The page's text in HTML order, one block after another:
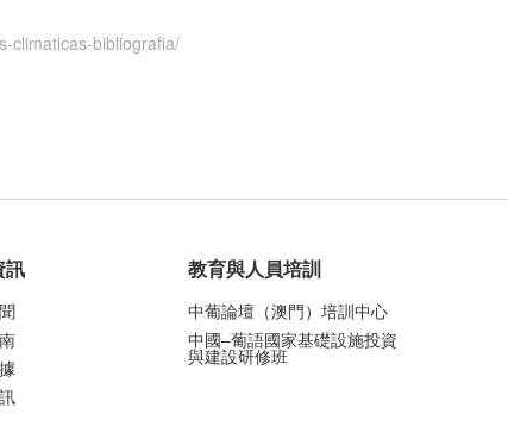
climaticas-bibliografia/
訊 教育與人員培訓
中葡論壇（澳門）培訓中心
中國–葡語國家基礎設施投資
與建設研修班